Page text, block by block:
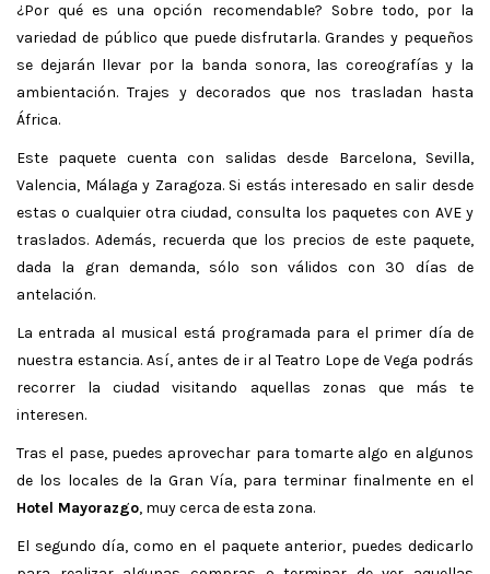
¿Por qué es una opción recomendable? Sobre todo, por la
variedad de público que puede disfrutarla. Grandes y pequeños
se dejarán llevar por la banda sonora, las coreografías y la
ambientación. Trajes y decorados que nos trasladan hasta
África.
Este paquete cuenta con salidas desde Barcelona, Sevilla,
Valencia, Málaga y Zaragoza. Si estás interesado en salir desde
estas o cualquier otra ciudad, consulta los paquetes con AVE y
traslados. Además, recuerda que los precios de este paquete,
dada la gran demanda, sólo son válidos con 30 días de
antelación.
La entrada al musical está programada para el primer día de
nuestra estancia. Así, antes de ir al Teatro Lope de Vega podrás
recorrer la ciudad visitando aquellas zonas que más te
interesen.
Tras el pase, puedes aprovechar para tomarte algo en algunos
de los locales de la Gran Vía, para terminar finalmente en el
Hotel Mayorazgo, muy cerca de esta zona.
El segundo día, como en el paquete anterior, puedes dedicarlo